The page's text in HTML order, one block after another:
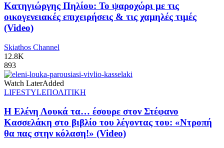
Κατηγιώργης Πηλίου: Το ψαροχώρι με τις
οικογενειακές επιχειρήσεις & τις χαμηλές τιμές
(Video)
Skiathos Channel
12.8K
893
Watch LaterAdded
LIFESTYLEΠΟΛΙΤΙΚΗ
Η Ελένη Λουκά τα… έσουρε στον Στέφανο
Κασσελάκη στο βιβλίο του λέγοντας του: «Ντροπή
θα πας στην κόλαση!» (Video)